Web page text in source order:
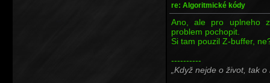
re: Algoritmické kódy
Ano, ale pro uplneho
problem pochopit.
Si tam pouzil Z-buffer,
----------
Když nejde o život, tak o